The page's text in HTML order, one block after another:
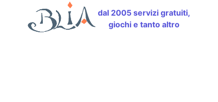
dal 2005 servizi gratuiti,
giochi e tanto altro